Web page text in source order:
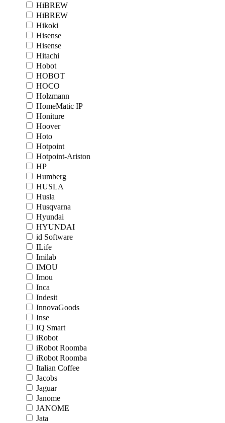
HiBREW
HiBREW
Hikoki
Hisense
Hisense
Hitachi
Hobot
HOBOT
HOCO
Holzmann
HomeMatic IP
Honiture
Hoover
Hoto
Hotpoint
Hotpoint-Ariston
HP
Humberg
HUSLA
Husla
Husqvarna
Hyundai
HYUNDAI
id Software
ILife
Imilab
IMOU
Imou
Inca
Indesit
InnovaGoods
Inse
IQ Smart
iRobot
iRobot Roomba
iRobot Roomba
Italian Coffee
Jacobs
Jaguar
Janome
JANOME
Jata